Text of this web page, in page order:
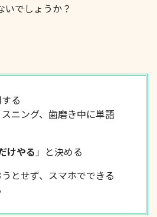
いでしょうか？
する
スニング、歯磨き中に単語
けやる」と決める
とせず、スマホでできる